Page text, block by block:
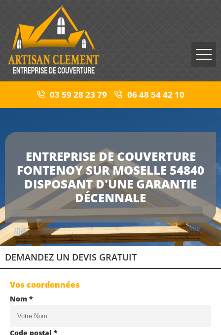
03 59 28 23 79 06 48 54 42 10
ENTREPRISE DE COUVERTURE
FONTENOY SUR MOSELLE 54840
DISPOSANT D'UNE GARANTIE
DÉCENNALE
DEMANDEZ UN DEVIS GRATUIT
Vos coordonnées
Nom *
Code postal *